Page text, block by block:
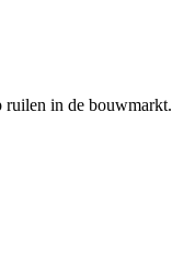
ruilen in de bouwmarkt.